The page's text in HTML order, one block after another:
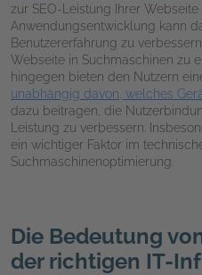
zur SEO-Leistung Ihrer
Anwendungsentwicklung kann
Benutzererfahrung zu
Webseite in Suchmaschinen zu
hingegen bieten den Nutzern
unabhängig davon, welches
dazu beitragen, die
Leistung zu verbessern.
ein wichtiger Faktor im
Suchmaschinenoptimierung.
Die Bedeutung
der richtigen IT-